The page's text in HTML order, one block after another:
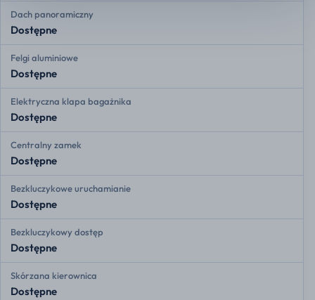
Dach panoramiczny
Dostępne
Felgi aluminiowe
Dostępne
Elektryczna klapa bagażnika
Dostępne
Centralny zamek
Dostępne
Bezkluczykowe uruchamianie
Dostępne
Bezkluczykowy dostęp
Dostępne
Skórzana kierownica
Dostępne